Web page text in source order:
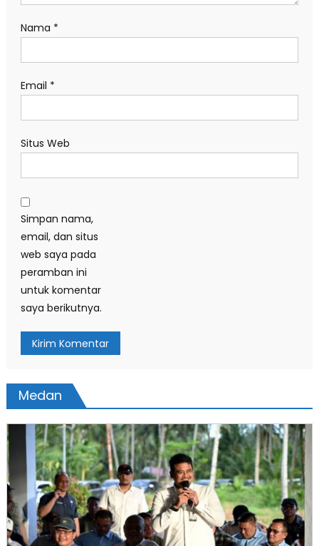
Nama *
Email *
Situs Web
Simpan nama,
email, dan situs
web saya pada
peramban ini
untuk komentar
saya berikutnya.
Medan